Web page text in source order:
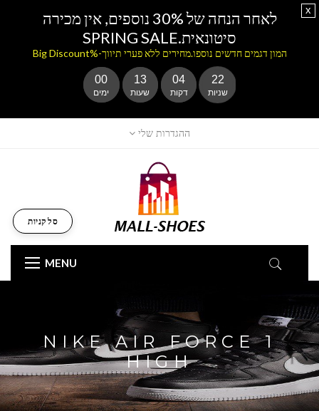
ההגדרות שלי
MENU
סל קניות
NIKE AIR FORCE 1
HIGH
לאחר הנחה של 30% נוספים, אין מכירה
סיטונאית.SPRING SALE
המון דגמים חדשים נוספו.מחירים ללא פערי תיווך-%Big Discount
00
ימים
13
שעות
04
דקות
21
שניות
x